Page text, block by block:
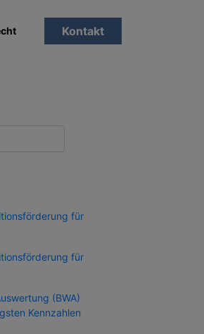
Kontakt
für
für
(BWA)
Kennzahlen